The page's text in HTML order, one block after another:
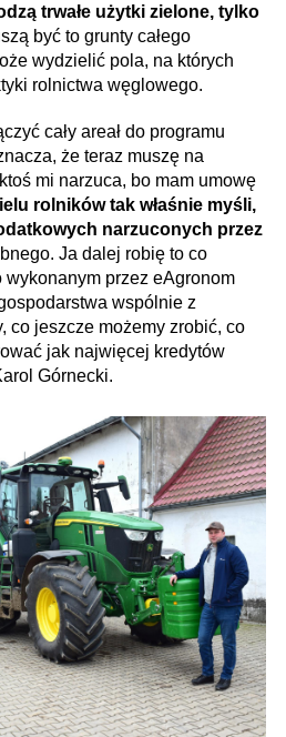
trwałe użytki zielone, tylko
być to grunty całego
wydzielić pola, na których
rolnictwa węglowego.
cały areał do programu
że teraz muszę na
mi narzuca, bo mam umowę
rolników tak właśnie myśli,
narzuconych przez
Ja dalej robię to co
wykonanym przez eAgronom
wspólnie z
co jeszcze możemy zrobić, co
jak najwięcej kredytów
Górnecki.